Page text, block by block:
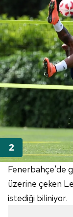
Fenerbahçe'de
üzerine çeken
istediği biliniyor.